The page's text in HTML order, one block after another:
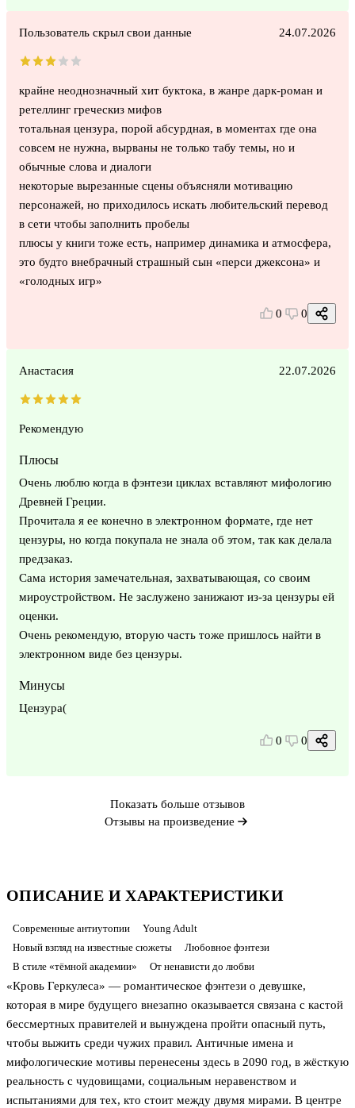
ОПИСАНИЕ И ХАРАКТЕРИСТИКИ
Современные антиутопии
Young Adult
Новый взгляд на известные сюжеты
Любовное фэнтези
В стиле «тёмной академии»
От ненависти до любви
«Кровь Геркулеса» — романтическое фэнтези о девушке,
которая в мире будущего внезапно оказывается связана с кастой
бессмертных правителей и вынуждена пройти опасный путь,
чтобы выжить среди чужих правил. Античные имена и
мифологические мотивы перенесены здесь в 2090 год, в жёсткую
реальность с чудовищами, социальным неравенством и
испытаниями для тех, кто стоит между двумя мирами. В центре
Пользователь скрыл свои данные 24.07.2026
крайне неоднозначный хит буктока, в жанре дарк-роман и
ретеллинг греческиз мифов
тотальная цензура, порой абсурдная, в моментах где она
совсем не нужна, вырваны не только табу темы, но и
обычные слова и диалоги
некоторые вырезанные сцены объясняли мотивацию
персонажей, но приходилось искать любительский перевод
в сети чтобы заполнить пробелы
плюсы у книги тоже есть, например динамика и атмосфера,
это будто внебрачный страшный сын «перси джексона» и
«голодных игр»
0 0
Анастасия 22.07.2026
Рекомендую
Плюсы
Очень люблю когда в фэнтези циклах вставляют мифологию
Древней Греции.
Прочитала я ее конечно в электронном формате, где нет
цензуры, но когда покупала не знала об этом, так как делала
предзаказ.
Сама история замечательная, захватывающая, со своим
мироустройством. Не заслужено занижают из-за цензуры ей
оценки.
Очень рекомендую, вторую часть тоже пришлось найти в
электронном виде без цензуры.
Минусы
Цензура(
0 0
Показать больше отзывов
Отзывы на произведение